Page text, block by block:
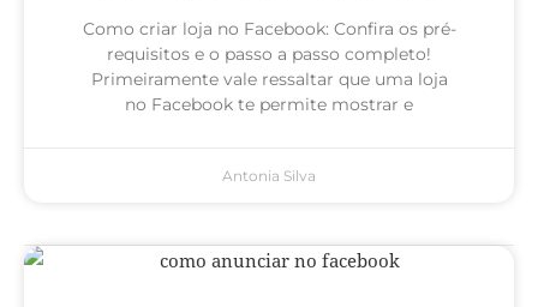
Como criar loja no Facebook: Confira os pré-
requisitos e o passo a passo completo!
Primeiramente vale ressaltar que uma loja
no Facebook te permite mostrar e
Antonia Silva